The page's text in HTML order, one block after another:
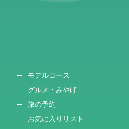
モデルコース
グルメ・みやげ
旅の予約
お気に入りリスト